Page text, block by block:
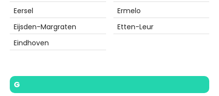
Eersel
Eijsden-Margraten
Eindhoven
Ermelo
Etten-Leur
G